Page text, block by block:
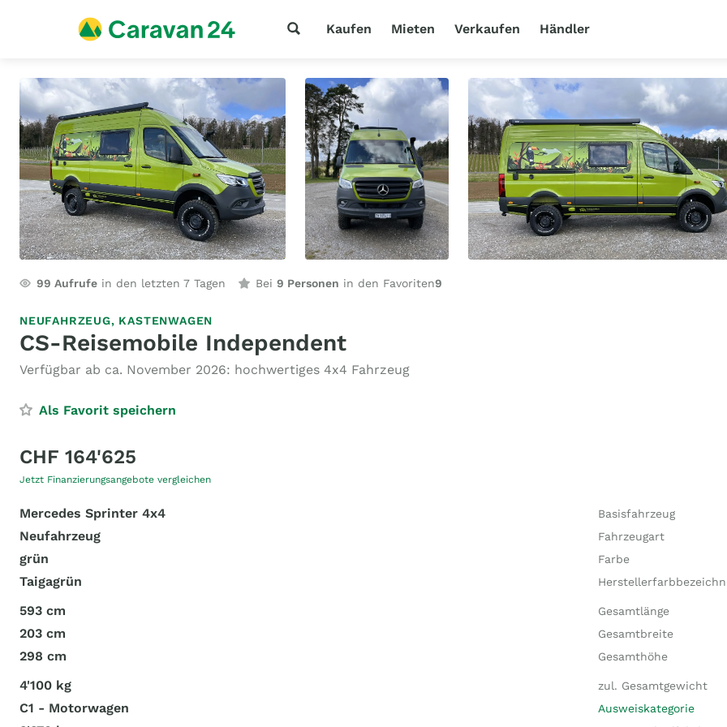
Kaufen Mieten Verkaufen Händler
99 Aufrufe in den letzten 7 Tagen Bei 9 Personen in den Favoriten9
NEUFAHRZEUG, KASTENWAGEN
CS-Reisemobile Independent
Verfügbar ab ca. November 2026: hochwertiges 4x4 Fahrzeug
Als Favorit speichern
CHF 164'625
Jetzt Finanzierungsangebote vergleichen
Mercedes Sprinter 4x4 Basisfahrzeug
Neufahrzeug Fahrzeugart
grün Farbe
Taigagrün
593 cm Gesamtlänge
203 cm Gesamtbreite
298 cm Gesamthöhe
4'100 kg zul. Gesamtgewicht
C1 - Motorwagen Ausweiskategorie